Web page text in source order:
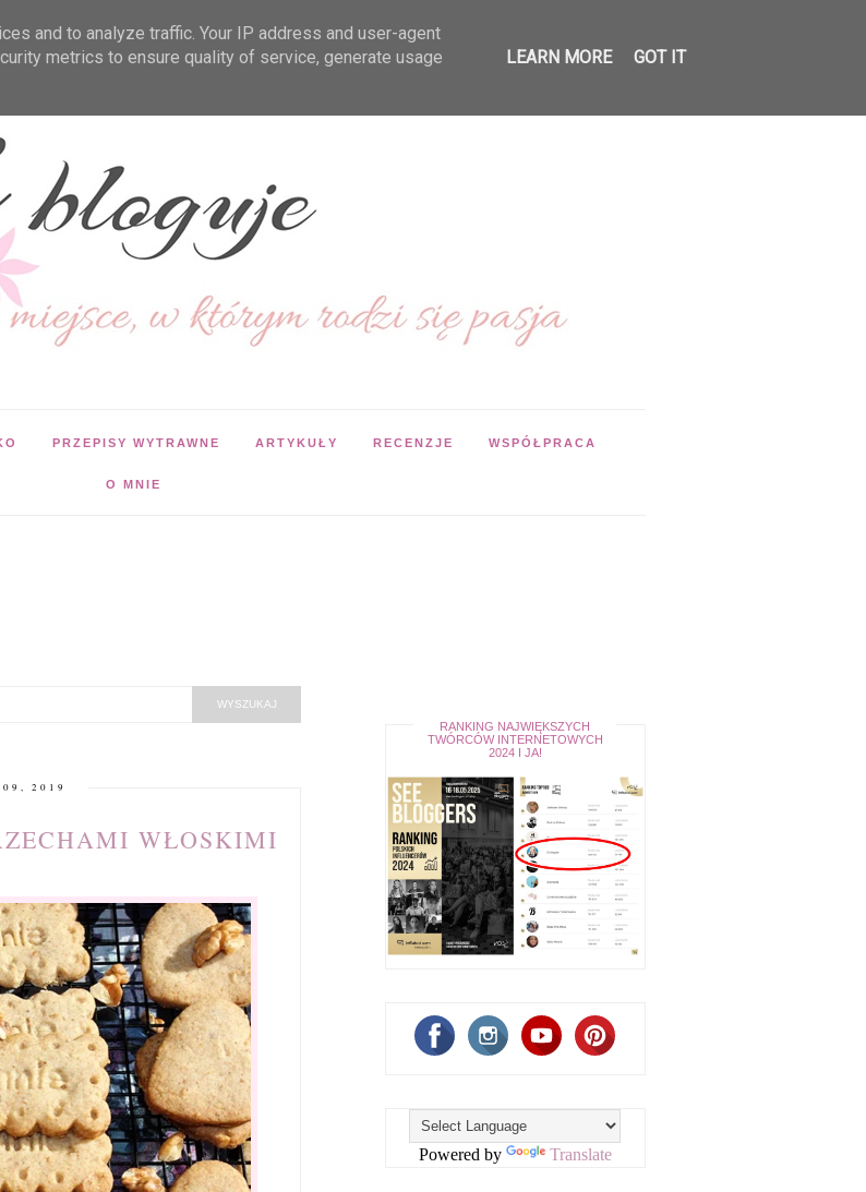
PRZEPISY WYTRAWNE ARTYKUŁY RECENZJE WSPÓŁPRACA
O MNIE
2019
WŁOSKIMI
RANKING NAJWIĘKSZYCH
TWÓRCÓW INTERNETOWYCH
2024 I JA!
Powered by Translate
and to analyze traffic. Your IP address and user-agent
metrics to ensure quality of service, generate usage
LEARN MORE GOT IT